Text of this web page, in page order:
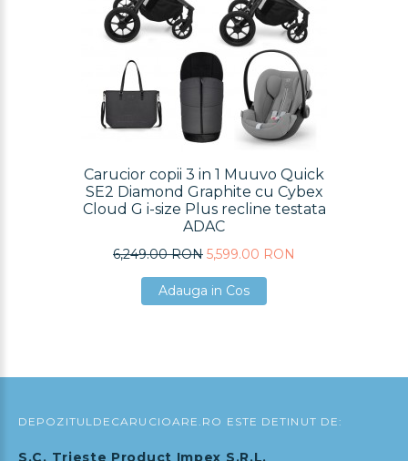
Carucior copii 3 in 1 Muuvo Quick
SE2 Diamond Graphite cu Cybex
Cloud G i-size Plus recline testata
ADAC
6,249.00 RON 5,599.00 RON
Adauga in Cos
Adauga in Cos
DEPOZITULDECARUCIOARE.RO ESTE DETINUT DE:
S.C. Trieste Product Impex S.R.L.